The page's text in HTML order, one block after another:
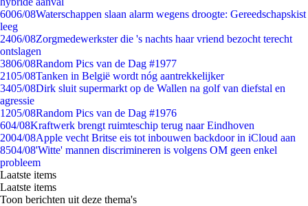
6006/08Waterschappen slaan alarm wegens droogte: Gereedschapskist
leeg
2406/08Zorgmedewerkster die 's nachts haar vriend bezocht terecht
ontslagen
3806/08Random Pics van de Dag #1977
2105/08Tanken in België wordt nóg aantrekkelijker
3405/08Dirk sluit supermarkt op de Wallen na golf van diefstal en
agressie
1205/08Random Pics van de Dag #1976
604/08Kraftwerk brengt ruimteschip terug naar Eindhoven
2004/08Apple vecht Britse eis tot inbouwen backdoor in iCloud aan
8504/08'Witte' mannen discrimineren is volgens OM geen enkel
probleem
Laatste items
Laatste items
Toon berichten uit deze thema's